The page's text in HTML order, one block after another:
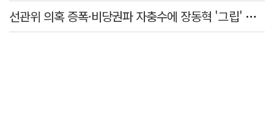
선관위 의혹 증폭·비당권파 자충수에 장동혁 '그립' 더 강해졌다